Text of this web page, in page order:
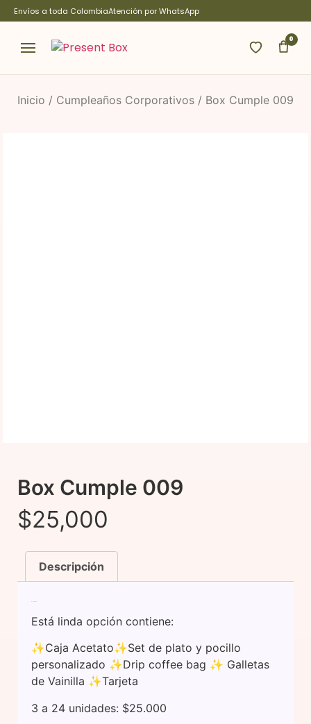
Envíos a toda ColombiaAtención por WhatsApp
0
Inicio / Cumpleaños Corporativos / Box Cumple 009
Box Cumple 009
$25,000
Descripción
Está linda opción contiene:
✨Caja Acetato✨Set de plato y pocillo
personalizado ✨Drip coffee bag ✨ Galletas
de Vainilla ✨Tarjeta
3 a 24 unidades: $25.000